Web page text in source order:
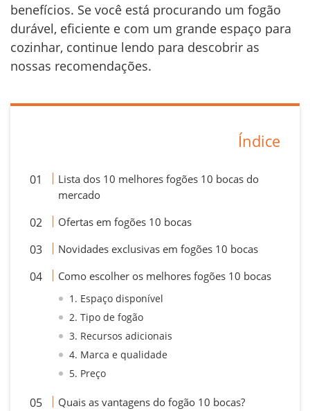
benefícios. Se você está procurando um fogão
durável, eficiente e com um grande espaço para
cozinhar, continue lendo para descobrir as
nossas recomendações.
Índice
Lista dos 10 melhores fogões 10 bocas do
mercado
Ofertas em fogões 10 bocas
Novidades exclusivas em fogões 10 bocas
Como escolher os melhores fogões 10 bocas
1. Espaço disponível
2. Tipo de fogão
3. Recursos adicionais
4. Marca e qualidade
5. Preço
Quais as vantagens do fogão 10 bocas?